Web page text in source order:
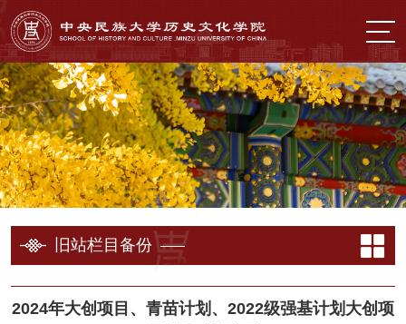
旧站栏目备份
2024年大创项目、青苗计划、2022级强基计划大创项